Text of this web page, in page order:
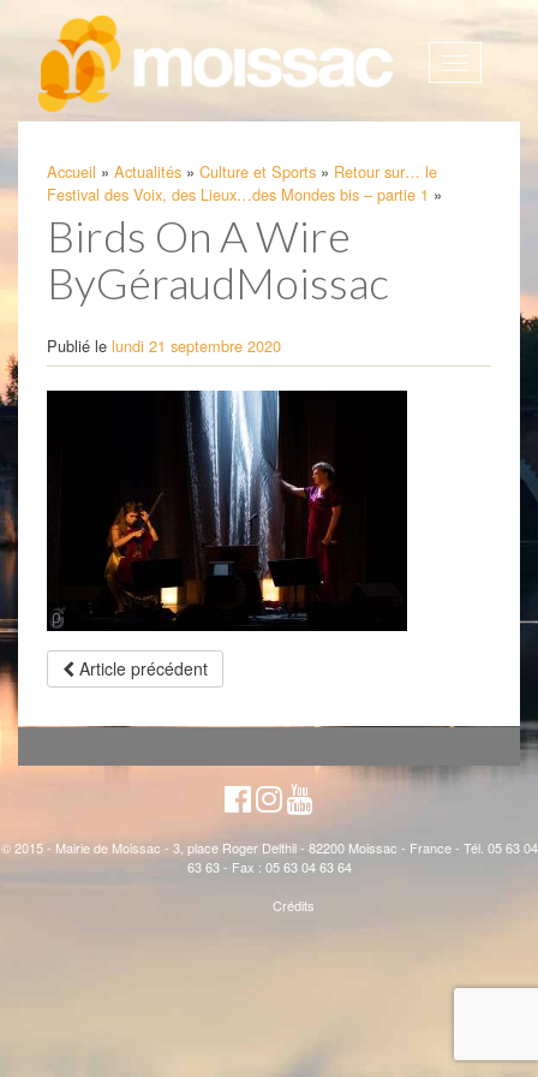
Afficher
Accueil » Actualités » Culture et Sports » Retour sur… le
Festival des Voix, des Lieux…des Mondes bis – partie 1 »
Birds On A Wire
ByGéraudMoissac
Publié le lundi 21 septembre 2020
Article précédent
© 2015 - Mairie de Moissac - 3, place Roger Delthil - 82200 Moissac - France - Tél. 05 63 04
63 63 - Fax : 05 63 04 63 64
Crédits